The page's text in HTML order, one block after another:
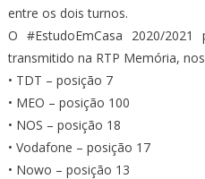
entre os dois turnos.
O #EstudoEmCasa 2020/
transmitido na RTP Memória,
• TDT – posição 7
• MEO – posição 100
• NOS – posição 18
• Vodafone – posição 17
• Nowo – posição 13